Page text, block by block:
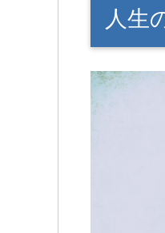
人生